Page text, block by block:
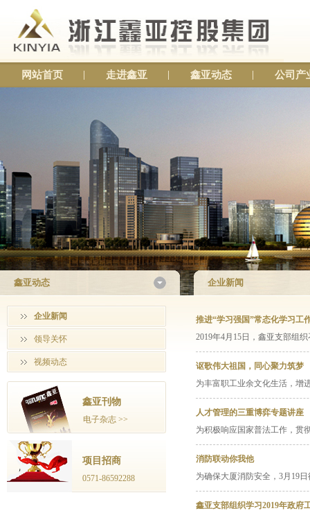
网站首页 走进鑫亚 鑫亚动态 公司产
企业新闻
推进“学习强国”常态化学习工
2019年4月15日，鑫亚支部组
讴歌伟大祖国，同心聚力筑梦
为丰富职工业余文化生活，
人才管理的三重博弈专题讲座
为积极响应国家普法工作，
消防联动你我他
为确保大厦消防安全，3月19
鑫亚支部组织学习2019年政府
鑫亚动态
企业新闻
领导关怀
视频动态
鑫亚刊物
电子杂志 >>
项目招商
0571-86592288